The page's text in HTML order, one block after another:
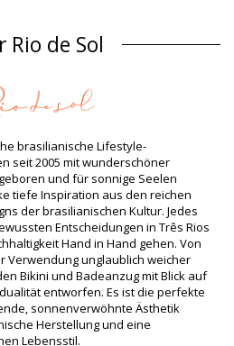
Nylon (AMNI SOUL ECO),
TEX - Chlorine Resistant
Nylon (AMNI SOUL ECO), 16%
- Chlorine Resistant
Bikini-Tops (Andere Accessoires
(7899810367389), M (7899810367396),
Rio de Sol
brasilianische Lifestyle-
seit 2005 mit wunderschöner
und für sonnige Seelen
tiefe Inspiration aus den reichen
der brasilianischen Kultur. Jedes
Entscheidungen in Três Rios
Hand in Hand gehen. Von
Verwendung unglaublich weicher
Bikini und Badeanzug mit Blick auf
entworfen. Es ist die perfekte
sonnenverwöhnte Ästhetik
Herstellung und eine
Lebensstil.